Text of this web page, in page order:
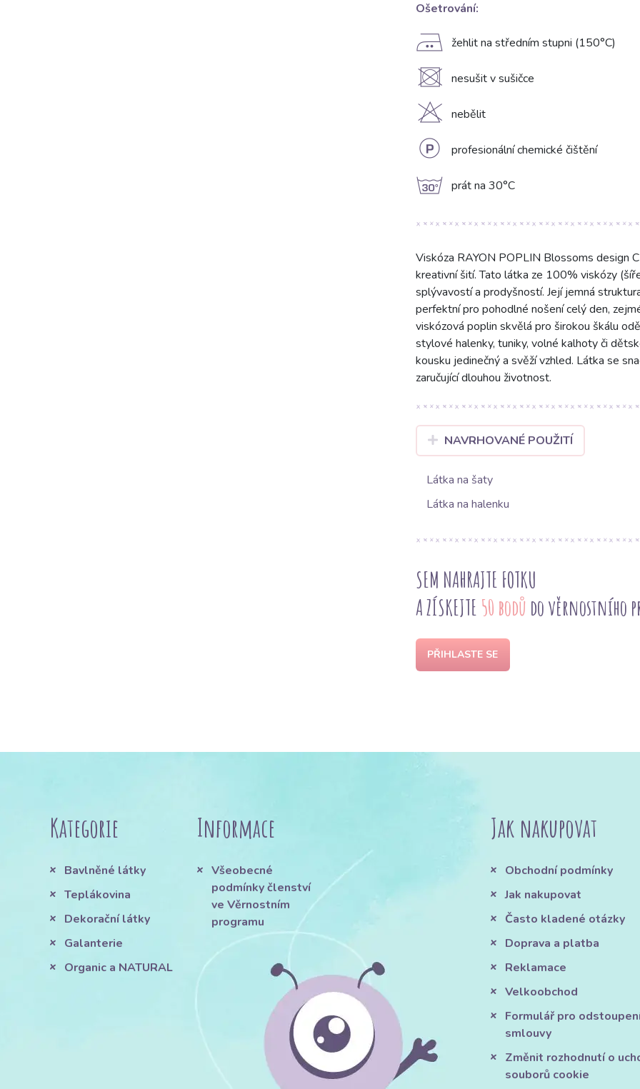
Ošetrování:
E žehlit na středním stupni (150°C)
U nesušit v sušičce
H nebělit
L profesionální chemické čištění
g prát na 30°C
Viskóza RAYON POPLIN Blossoms design
kreativní šití. Tato látka ze 100% viskózy
splývavostí a prodyšností. Její jemná
perfektní pro pohodlné nošení celý den,
viskózová poplin skvělá pro širokou škálu
stylové halenky, tuniky, volné kalhoty či
kousku jedinečný a svěží vzhled. Látka se
zaručující dlouhou životnost.
NAVRHOVANÉ POUŽITÍ
Látka na šaty
Látka na halenku
SEM NAHRAJTE FOTKU
A ZÍSKEJTE 50 bodů do věrnostního
PŘIHLASTE SE
Kategorie
Bavlněné látky
Teplákovina
Dekorační látky
Galanterie
Organic a NATURAL
Informace
Všeobecné
podmínky členství
ve Věrnostním
programu
Jak nakupovat
Obchodní podmínky
Jak nakupovat
Často kladené otázky
Doprava a platba
Reklamace
Velkoobchod
Formulář pro
smlouvy
Změnit rozhodnutí o
souborů cookie